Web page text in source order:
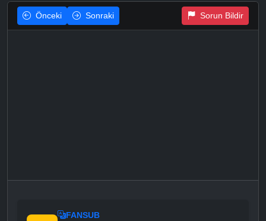
Önceki Sonraki Sorun Bildir
FANSUB